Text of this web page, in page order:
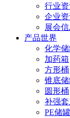
行业
企业
展会信
产品世界
化学
加药箱
方形桶
锥底
圆形桶
补强套
PE储